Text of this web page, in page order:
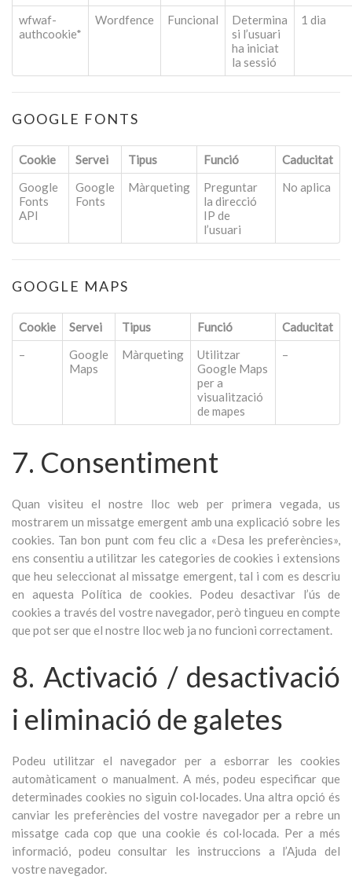
wfwaf-
authcookie*
Wordfence Funcional
Determina
si l’usuari
ha iniciat
la sessió
1 dia
GOOGLE FONTS
Cookie Servei Tipus Funció
Caducitat
Google
Fonts
API
Google
Fonts
Màrqueting
Preguntar
la direcció
IP de
l’usuari
No aplica
GOOGLE MAPS
Cookie Servei Tipus Funció
Caducitat
–
Google
Maps
Màrqueting
Utilitzar
Google Maps
per a
visualització
de mapes
–
7. Consentiment
Quan visiteu el nostre lloc web per primera vegada, us
mostrarem un missatge emergent amb una explicació sobre les
cookies. Tan bon punt com feu clic a «Desa les preferències»,
ens consentiu a utilitzar les categories de cookies i extensions
que heu seleccionat al missatge emergent, tal i com es descriu
en aquesta Política de cookies. Podeu desactivar l’ús de
cookies a través del vostre navegador, però tingueu en compte
que pot ser que el nostre lloc web ja no funcioni correctament.
8. Activació / desactivació
i eliminació de galetes
Podeu utilitzar el navegador per a esborrar les cookies
automàticament o manualment. A més, podeu especificar que
determinades cookies no siguin col·locades. Una altra opció és
canviar les preferències del vostre navegador per a rebre un
missatge cada cop que una cookie és col·locada. Per a més
informació, podeu consultar les instruccions a l’Ajuda del
vostre navegador.